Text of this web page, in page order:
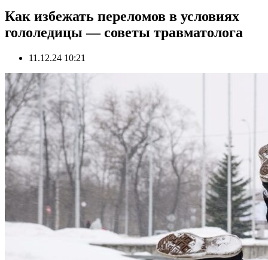
Как избежать переломов в условиях
гололедицы — советы травматолога
11.12.24 10:21